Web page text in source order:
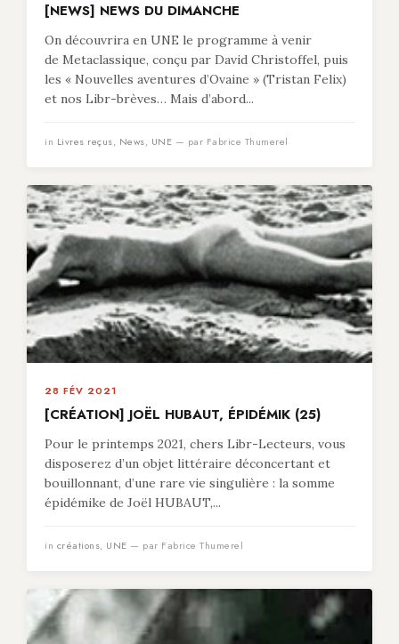
[NEWS] NEWS DU DIMANCHE
On découvrira en UNE le programme à venir
de Metaclassique, conçu par David Christoffel, puis
les « Nouvelles aventures d’Ovaine » (Tristan Felix)
et nos Libr-brèves… Mais d’abord...
in Livres reçus, News, UNE — par Fabrice Thumerel
28 FÉV 2021
[CRÉATION] JOËL HUBAUT, ÉPIDÉMIK (25)
Pour le printemps 2021, chers Libr-Lecteurs, vous
disposerez d’un objet littéraire déconcertant et
bouillonnant, d’une rare vie singulière : la somme
épidémike de Joël HUBAUT,...
in créations, UNE — par Fabrice Thumerel